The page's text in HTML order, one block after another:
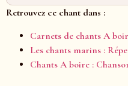
Retrouvez ce chant dans :
Carnets de chants A
Les chants marins :
Chants A boire :